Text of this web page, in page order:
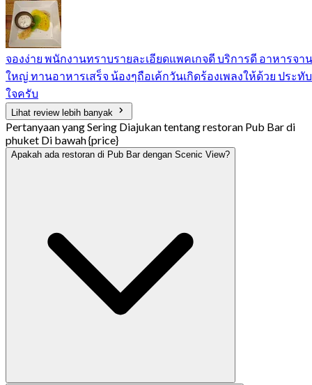
จองง่าย​ พนักงานทราบรายละเอียดแพคเกจดี​ บริการดี​ อาหารจาน
ใหญ่​ ทานอาหารเสร็จ​ น้องๆถือเค้กวันเกิดร้องเพลงให้ด้วย​ ประทับ
ใจครับ
Lihat review lebih banyak
Pertanyaan yang Sering Diajukan tentang restoran Pub Bar di
phuket Di bawah {price}
Apakah ada restoran di Pub Bar dengan Scenic View?